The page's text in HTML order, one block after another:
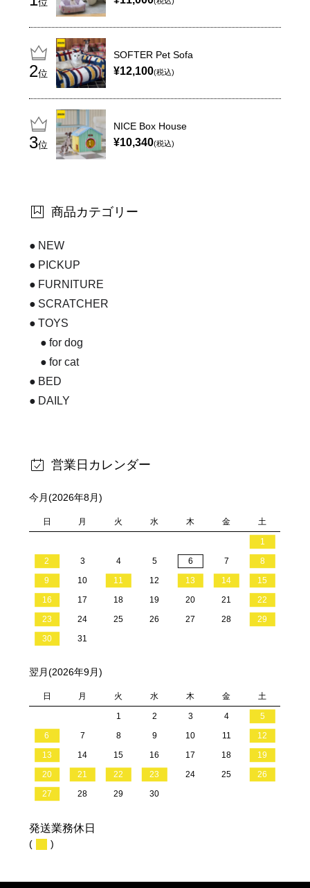
位
SOFTER Pet Sofa
¥12,100(税込)
位
NICE Box House
¥10,340(税込)
商品カテゴリー
NEW
PICKUP
FURNITURE
SCRATCHER
TOYS
for dog
for cat
BED
DAILY
営業日カレンダー
今月(2026年8月)
日 月 火 水 木 金 土
1
2
3 4 5 6 7
8
9
10 11 12 13 14
15
16
17 18 19 20 21
22
23
24 25 26 27 28
29
30
31
翌月(2026年9月)
日 月 火 水 木 金 土
1 2 3 4
5
6
7 8 9 10 11
12
13
14 15 16 17 18
19
20
21 22 23 24 25
26
27
28 29 30
発送業務休日
( )